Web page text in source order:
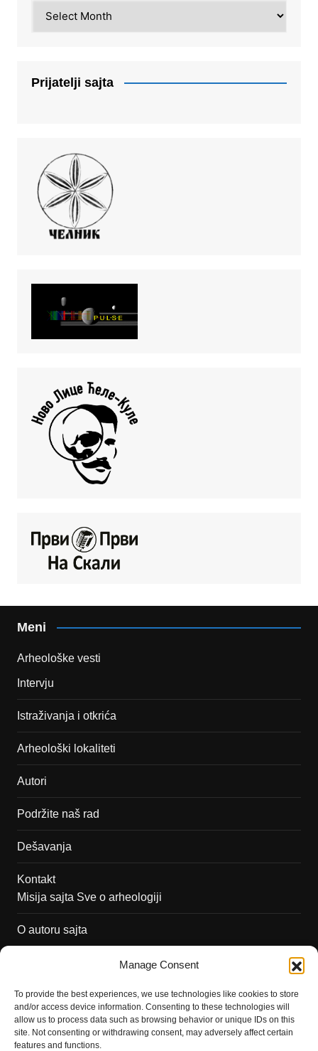
Manage Consent
To provide the best experiences, we use technologies like cookies to store
and/or access device information. Consenting to these technologies will
allow us to process data such as browsing behavior or unique IDs on this
site. Not consenting or withdrawing consent, may adversely affect certain
features and functions.
Prijatelji sajta
Meni
Arheološke vesti
Intervju
Istraživanja i otkrića
Arheološki lokaliteti
Autori
Podržite naš rad
Dešavanja
Kontakt
Misija sajta Sve o arheologiji
O autoru sajta
Saradnja